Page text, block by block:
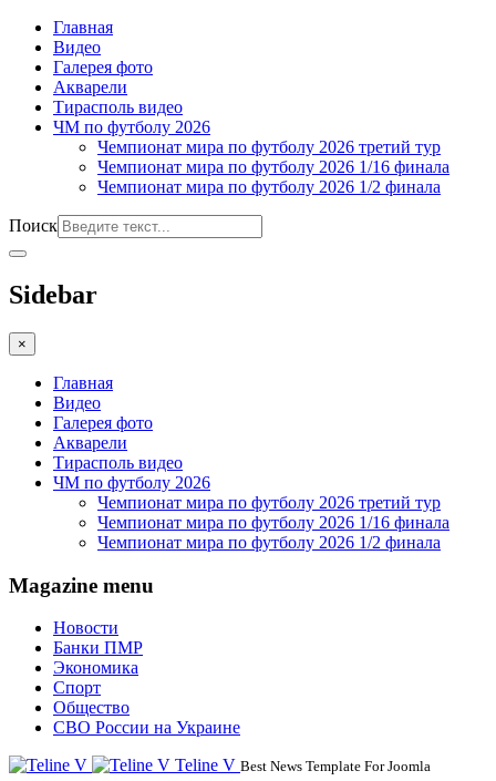
Главная
Видео
Галерея фото
Акварели
Тирасполь видео
ЧМ по футболу 2026
Чемпионат мира по футболу 2026 третий тур
Чемпионат мира по футболу 2026 1/16 финала
Чемпионат мира по футболу 2026 1/2 финала
Поиск
Sidebar
×
Главная
Видео
Галерея фото
Акварели
Тирасполь видео
ЧМ по футболу 2026
Чемпионат мира по футболу 2026 третий тур
Чемпионат мира по футболу 2026 1/16 финала
Чемпионат мира по футболу 2026 1/2 финала
Magazine menu
Новости
Банки ПМР
Экономика
Спорт
Общество
СВО России на Украине
Teline V Best News Template For Joomla